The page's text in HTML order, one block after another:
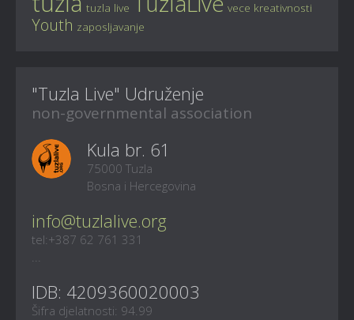
tuzla live vece kreativnosti
Youth zaposljavanje
"Tuzla Live" Udruženje
non-governmental association
Kula br. 61
75000 Tuzla
Bosna i Hercegovina
info@tuzlalive.org
tel:+387 62 761 331
...
IDB: 4209360020003
Šifra djelatnosti: 94.99